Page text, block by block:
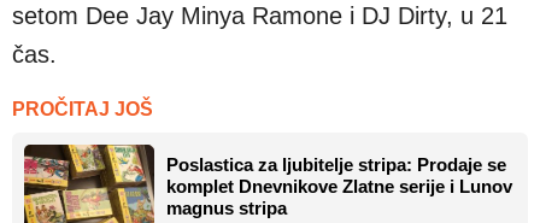
setom Dee Jay Minya Ramone i DJ Dirty, u 21
čas.
PROČITAJ JOŠ
Poslastica za ljubitelje stripa: Prodaje se
komplet Dnevnikove Zlatne serije i Lunov
magnus stripa